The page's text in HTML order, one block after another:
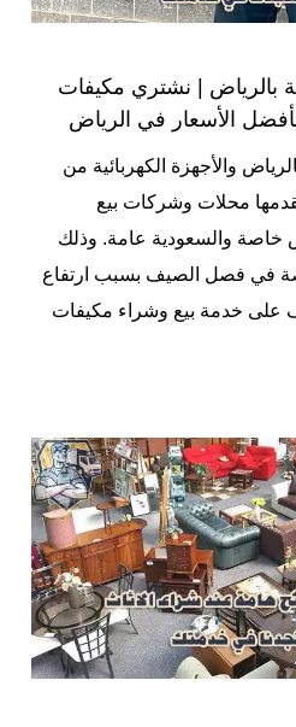
بالرياض | نشتري مكيفات
والأجهزة الكهربائية من
محلات وشركات بيع
خاصة والسعودية عامة. وذلك
في فصل الصيف بسبب ارتفاع
على خدمة بيع وشراء مكيفات